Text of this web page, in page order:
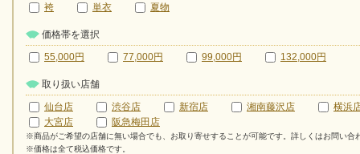
袴
単衣 夏物
価格帯を選択
55,000円
77,000円 99,000円 132,000円
取り扱い店舗
仙台店
渋谷店 新宿店 湘南藤沢店
横浜
大宮店
阪急梅田店
※商品がご希望の店舗に無い場合でも、お取り寄せすることが可能です。詳しくはお問い合
※価格は全て税込価格です。